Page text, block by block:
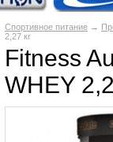
Спортивное питание →
2,27 кг
Fitness
WHEY